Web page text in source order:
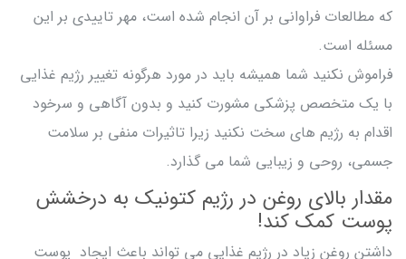
که مطالعات فراوانی بر آن انجام شده است، مهر تاییدی بر این
مسئله است.
فراموش نکنید شما همیشه باید در مورد هرگونه تغییر رژیم غذایی
با یک متخصص پزشکی مشورت کنید و بدون آگاهی و سرخود
اقدام به رژیم های سخت نکنید زیرا تاثیرات منفی بر سلامت
جسمی، روحی و زیبایی شما می گذارد.
مقدار بالای روغن در رژیم کتونیک به درخشش
پوست کمک کند!
داشتن روغن زیاد در رژیم غذایی می تواند باعث ایجاد پوست